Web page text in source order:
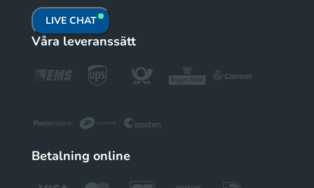
LIVE CHAT
Våra leveranssätt
Betalning online